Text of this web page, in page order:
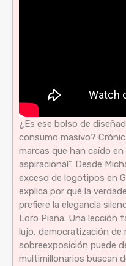
¿Es ese bolso de
consumo masivo?
marcas que han caído
aspiracional". Desde
exceso de logotipos en
explica por qué la
prefiere la elegancia
Loro Piana. Una lección
lujo, democratización de
sobreexposición puede
multimillonarios buscan